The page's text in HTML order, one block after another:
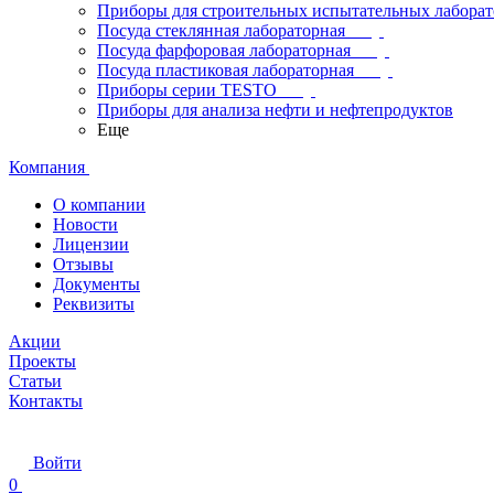
Приборы для строительных испытательных
Посуда стеклянная лабораторная
Посуда фарфоровая лабораторная
Посуда пластиковая лабораторная
Приборы серии TESTO
Приборы для анализа нефти и нефтепродуктов
Еще
Компания
О компании
Новости
Лицензии
Отзывы
Документы
Реквизиты
Акции
Проекты
Статьи
Контакты
Войти
0